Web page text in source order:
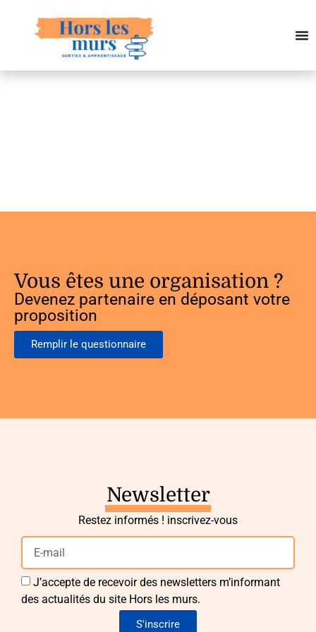
Vous êtes une organisation ?
Devenez partenaire en déposant votre
proposition
Remplir le questionnaire
Newsletter
Restez informés ! inscrivez-vous
J’accepte de recevoir des newsletters m’informant
des actualités du site Hors les murs.
S'inscrire